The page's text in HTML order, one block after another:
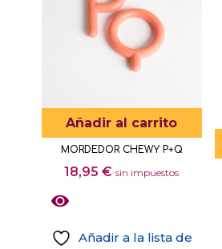
variantes.
opciones
se
elegir
en
la
página
Añadir al carrito
MORDEDOR CHEWY P+Q
18,95€ sin impuestos
Añadir a la lista de